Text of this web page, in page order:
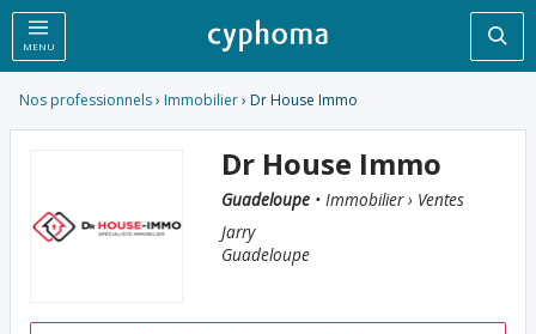
MENU
Nos professionnels› Immobilier› Dr House Immo
Dr House Immo
Guadeloupe • Immobilier › Ventes
Jarry
Guadeloupe